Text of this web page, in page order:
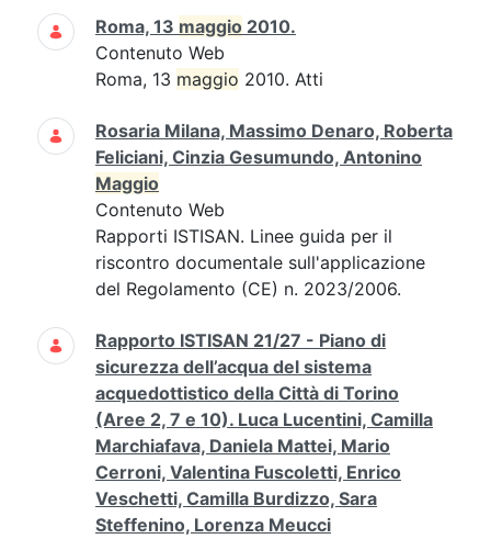
Roma, 13 maggio 2010.
Contenuto Web
Roma, 13 maggio 2010. Atti
Rosaria Milana, Massimo Denaro, Roberta
Feliciani, Cinzia Gesumundo, Antonino
Maggio
Contenuto Web
Rapporti ISTISAN. Linee guida per il
riscontro documentale sull'applicazione
del Regolamento (CE) n. 2023/2006.
Rapporto ISTISAN 21/27 - Piano di
sicurezza dell’acqua del sistema
acquedottistico della Città di Torino
(Aree 2, 7 e 10). Luca Lucentini, Camilla
Marchiafava, Daniela Mattei, Mario
Cerroni, Valentina Fuscoletti, Enrico
Veschetti, Camilla Burdizzo, Sara
Steffenino, Lorenza Meucci